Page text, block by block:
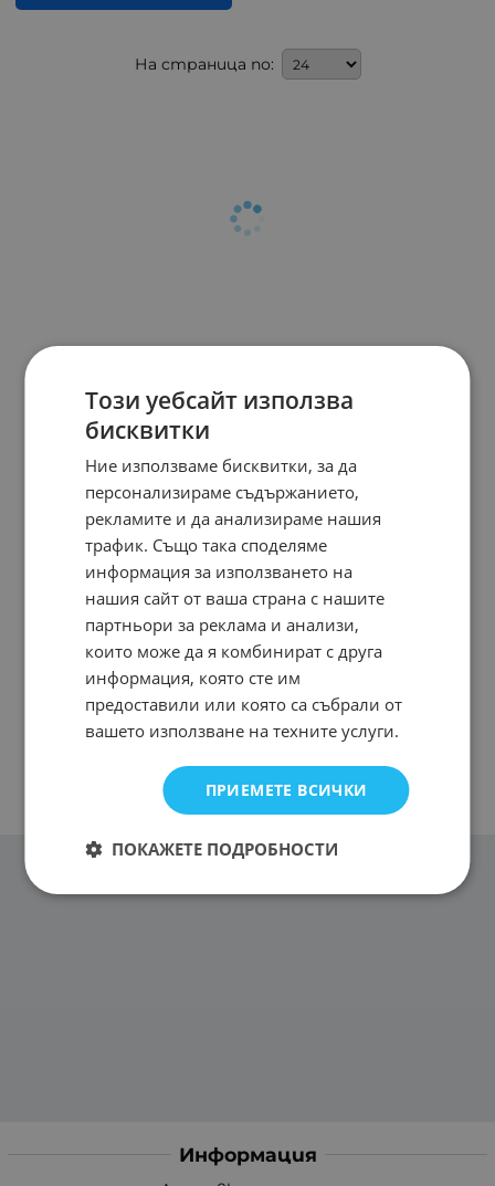
На страница по:
Информация
Този уебсайт използва
бисквитки
Ние използваме бисквитки, за да
персонализираме съдържанието,
рекламите и да анализираме нашия
трафик. Също така споделяме
информация за използването на
нашия сайт от ваша страна с нашите
партньори за реклама и анализи,
които може да я комбинират с друга
информация, която сте им
предоставили или която са събрали от
вашето използване на техните услуги.
ПРИЕМЕТЕ ВСИЧКИ
ПОКАЖЕТЕ ПОДРОБНОСТИ